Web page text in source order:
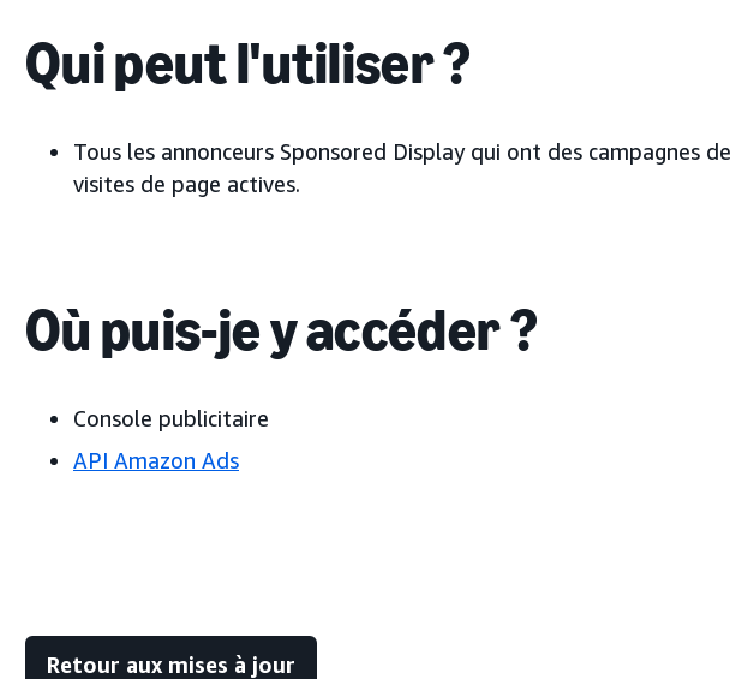
Qui peut l'utiliser ?
Tous les annonceurs Sponsored Display qui ont des campagnes
visites de page actives.
Où puis-je y accéder ?
Console publicitaire
API Amazon Ads
Retour aux mises à jour